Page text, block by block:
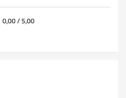
0,00 / 5,00